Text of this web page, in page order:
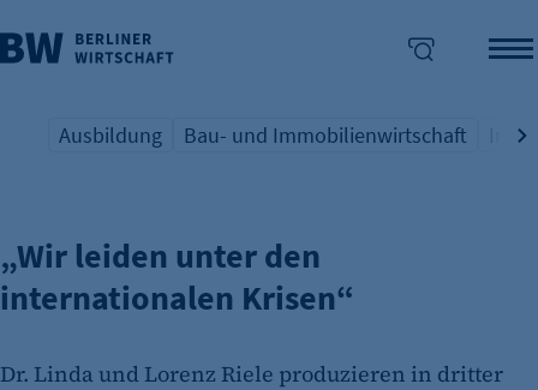
überspringen
Übersicht Schlagwort
Ausbildung
Übersicht Schlagwort
Bau- und Immobilienwirtschaft
AUSSENWIRTSCHAFT
„Wir leiden unter den
internationalen Krisen“
Dr. Linda und Lorenz Riele produzieren in dritter